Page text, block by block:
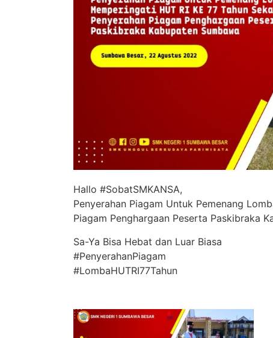
Hallo #SobatSMKANSA,
Penyerahan Piagam Untuk Pemenang
Piagam Penghargaan Peserta Paskibraka
Sa-Ya Bisa Hebat dan Luar Biasa
#PenyerahanPiagam
#LombaHUTRI77Tahun